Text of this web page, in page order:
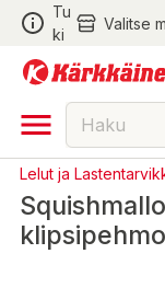
Tu
ki
Valitse
Lelut ja
klipsipehmo